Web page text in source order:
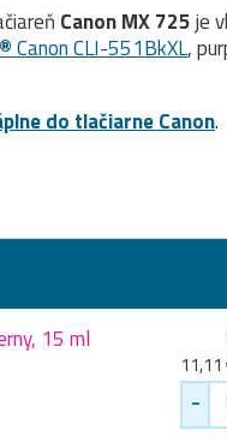
Canon MX 725je
Canon CLI-551BkXL,
do tlačiarne Canon.
15 ml
11,11
-